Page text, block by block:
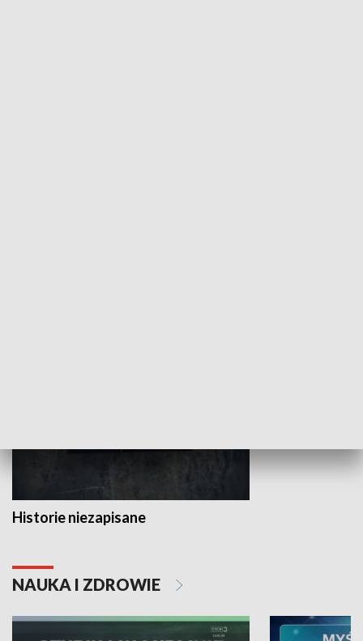
Historie niezapisane
NAUKA I ZDROWIE